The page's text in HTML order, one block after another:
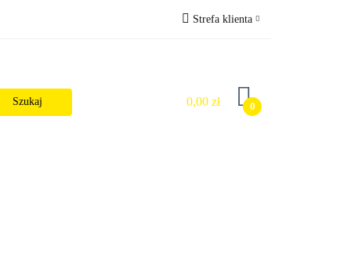
Strefa klienta
Zarejestruj się
Dodaj zgłoszenie
0,00 zł 0